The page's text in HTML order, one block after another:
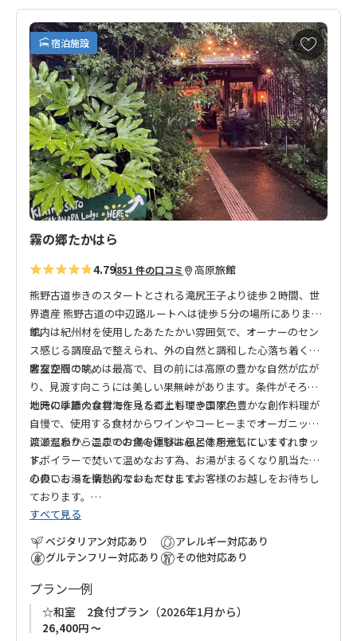
宿泊施設
お
気
に
入
り
に
追
加
霧の郷たかはら
4.79851 件の口コミ 高原旅館
熊野古道歩きのスタートとされる滝尻王子より徒歩２時間、世
界遺産 熊野古道の中辺路ルートへは徒歩５分の場所にありま
す。
館内は紀州材を使用したあたたかい雰囲気で、オーナーのセン
ス感じる調度品で整えられ、外の自然と調和した心落ち着く素
敵な空間です。
客室からの眺めは最高で、目の前には高原の豊かな自然が広が
り、見渡す向こうには美しい果無峠があります。条件がそろっ
た時には雄大な雲海を見ることもできます。
地元の季節の食材で作った郷土料理や国際色豊かな創作料理が
自慢で、使用する食材からワインやコーヒーまでオーガニック
にこだわり、ここでの食の体験は心と体を元気にしてくれま
す。
渡瀬温泉から温泉のお湯を運びお風呂を用意しています。ウッ
ドボイラーで焚いて温めなおす為、お湯がまるくなり肌当たり
の良いお湯を楽しんでいただけます。
心のこもった情熱的なおもてなしでお客様のお越しをお待ちし
ております。
すべて見る
ベジタリアン対応あり
グルテンフリー対応あり
アレルギー対応あり
その他対応あり
プラン一例
☆和室 2食付プラン（2026年1月から）
26,400円 ～